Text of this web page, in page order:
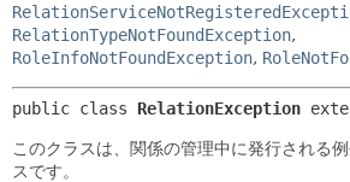
RelationTypeNotFoundException,
RoleInfoNotFoundException,
public class RelationException
このクラスは、関係の管理中に発行される
スです。